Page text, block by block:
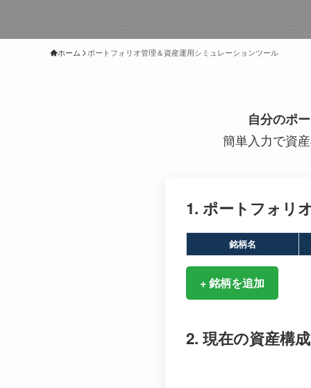
ホーム ポートフォリオ管理＆資産運用シミュレーションツール
自分のポ
簡単入力で資
1. ポートフォリ
銘柄名
+ 銘柄を追加
2. 現在の資産構